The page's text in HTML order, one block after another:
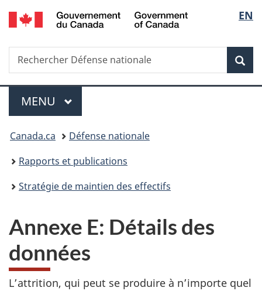
Passer
au
principal
Passer
à
Au
du
Passer
au
de
section
Passer
à
version
simplifiée
de
la
EN
Recherche
Rechercher
Défense
Menu
MENU PRINCIPAL
Vous
êtes
ici :
Canada.ca
Défense nationale
Rapports et publications
Stratégie de maintien des effectifs
Annexe E: Détails des
données
L’attrition, qui peut se produire à n’importe quel